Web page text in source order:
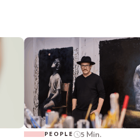
PEOPLE 5 Min.